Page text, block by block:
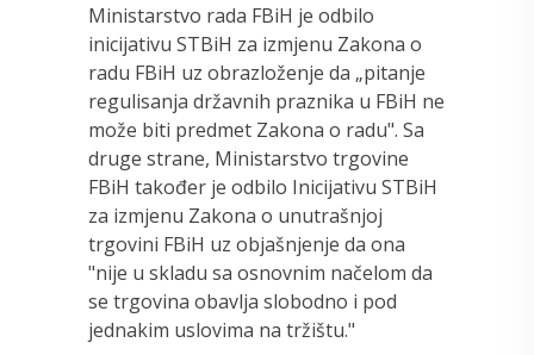
Ministarstvo rada FBiH je odbilo
inicijativu STBiH za izmjenu Zakona o
radu FBiH uz obrazloženje da „pitanje
regulisanja državnih praznika u FBiH ne
može biti predmet Zakona o radu". Sa
druge strane, Ministarstvo trgovine
FBiH također je odbilo Inicijativu STBiH
za izmjenu Zakona o unutrašnjoj
trgovini FBiH uz objašnjenje da ona
"nije u skladu sa osnovnim načelom da
se trgovina obavlja slobodno i pod
jednakim uslovima na tržištu."